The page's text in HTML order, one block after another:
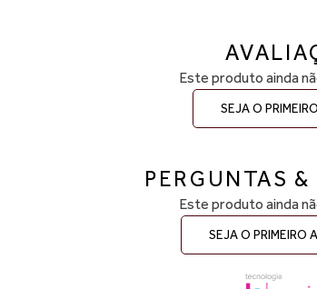
Este produto ainda
SEJA O
PERGUNTAS &
Este produto ainda
SEJA O PRIMEIRO